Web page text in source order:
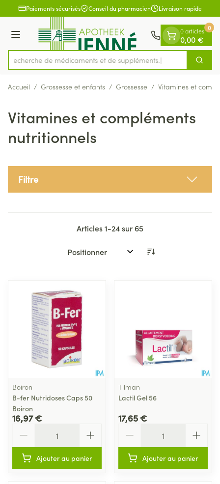
Aller au contenu
1 de 1
Paiements sécurisés Conseil du pharmacien Livraison rapide
Menu
Rechercher
Recherche de médicame
0 articles
0,00 €
0
Accueil / Grossesse et enfants / Grossesse / Vitamines et
Vitamines et compléments
nutritionnels
Filtre
Articles1-24sur 65
Trier par:
Boiron
B-fer Nutridoses Caps 50
Boiron
16,97 €
Ajouter au panier
Tilman
Lactil Gel 56
17,65 €
Ajouter au panier